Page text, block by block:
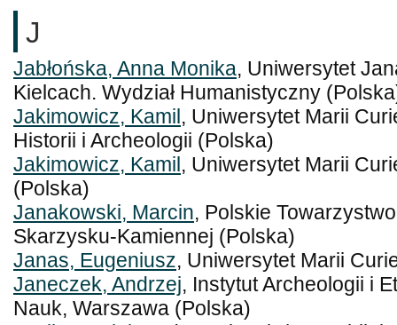
J
Jabłońska, Anna Monika, Uniwersytet
Kielcach. Wydział Humanistyczny
Jakimowicz, Kamil , Uniwersytet Marii
Historii i Archeologii (Polska)
Jakimowicz, Kamil , Uniwersytet Marii
(Polska)
Janakowski, Marcin, Polskie
Skarzysku-Kamiennej (Polska)
Janas, Eugeniusz, Uniwersytet Marii
Janeczek, Andrzej, Instytut Archeologii i
Nauk, Warszawa (Polska)